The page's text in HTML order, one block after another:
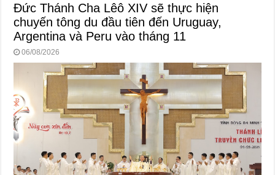
Đức Thánh Cha Lêô XIV sẽ thực hiện
chuyến tông du đầu tiên đến Uruguay,
Argentina và Peru vào tháng 11
06/08/2026